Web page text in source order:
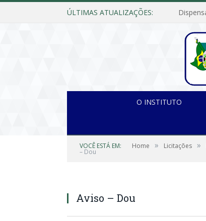
ÚLTIMAS ATUALIZAÇÕES:
O INSTITUTO
VOCÊ ESTÁ EM: Home » Licitações »
– Dou
Aviso – Dou